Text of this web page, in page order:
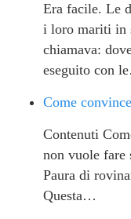
Era facile. Le
i loro mariti in
chiamava:
eseguito con
Come
Contenuti
non vuole fare
Paura di
Questa…